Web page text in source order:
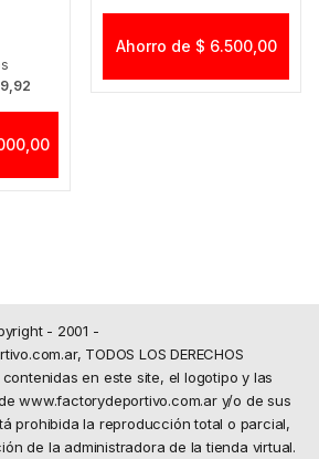
Ahorro de $ 6.500,00
- 2001 -
TODOS LOS DERECHOS
contenidas en este site, el logotipo y las
www.factorydeportivo.com.ar y/o de sus
prohibida la reproducción total o parcial,
de la administradora de la tienda virtual.